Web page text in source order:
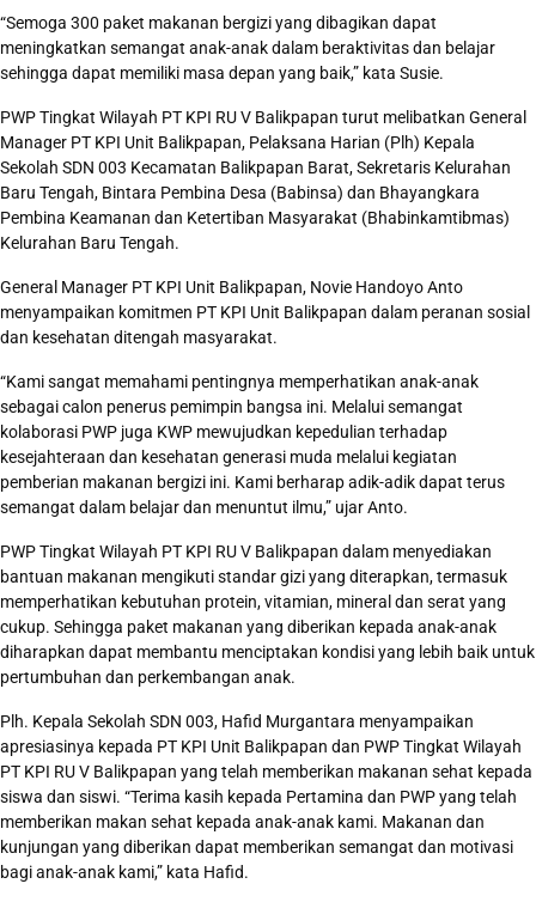
“Semoga 300 paket makanan bergizi yang dibagikan dapat
meningkatkan semangat anak-anak dalam beraktivitas dan belajar
sehingga dapat memiliki masa depan yang baik,” kata Susie.
PWP Tingkat Wilayah PT KPI RU V Balikpapan turut melibatkan General
Manager PT KPI Unit Balikpapan, Pelaksana Harian (Plh) Kepala
Sekolah SDN 003 Kecamatan Balikpapan Barat, Sekretaris Kelurahan
Baru Tengah, Bintara Pembina Desa (Babinsa) dan Bhayangkara
Pembina Keamanan dan Ketertiban Masyarakat (Bhabinkamtibmas)
Kelurahan Baru Tengah.
General Manager PT KPI Unit Balikpapan, Novie Handoyo Anto
menyampaikan komitmen PT KPI Unit Balikpapan dalam peranan sosial
dan kesehatan ditengah masyarakat.
“Kami sangat memahami pentingnya memperhatikan anak-anak
sebagai calon penerus pemimpin bangsa ini. Melalui semangat
kolaborasi PWP juga KWP mewujudkan kepedulian terhadap
kesejahteraan dan kesehatan generasi muda melalui kegiatan
pemberian makanan bergizi ini. Kami berharap adik-adik dapat terus
semangat dalam belajar dan menuntut ilmu,” ujar Anto.
PWP Tingkat Wilayah PT KPI RU V Balikpapan dalam menyediakan
bantuan makanan mengikuti standar gizi yang diterapkan, termasuk
memperhatikan kebutuhan protein, vitamian, mineral dan serat yang
cukup. Sehingga paket makanan yang diberikan kepada anak-anak
diharapkan dapat membantu menciptakan kondisi yang lebih baik untuk
pertumbuhan dan perkembangan anak.
Plh. Kepala Sekolah SDN 003, Hafid Murgantara menyampaikan
apresiasinya kepada PT KPI Unit Balikpapan dan PWP Tingkat Wilayah
PT KPI RU V Balikpapan yang telah memberikan makanan sehat kepada
siswa dan siswi. “Terima kasih kepada Pertamina dan PWP yang telah
memberikan makan sehat kepada anak-anak kami. Makanan dan
kunjungan yang diberikan dapat memberikan semangat dan motivasi
bagi anak-anak kami,” kata Hafid.